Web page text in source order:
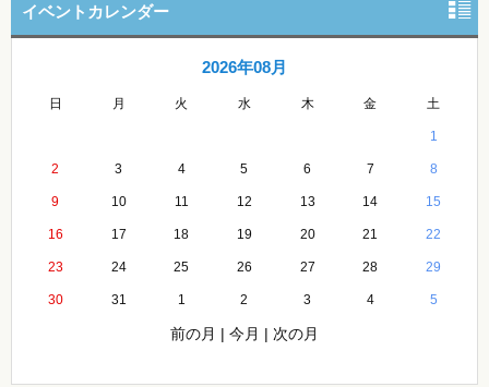
イベントカレンダー
2026年08月
日 月 火 水 木 金 土
1
2 3 4 5 6 7 8
9 10 11 12 13 14 15
16 17 18 19 20 21 22
23 24 25 26 27 28 29
30 31 1 2 3 4 5
前の月 | 今月 | 次の月